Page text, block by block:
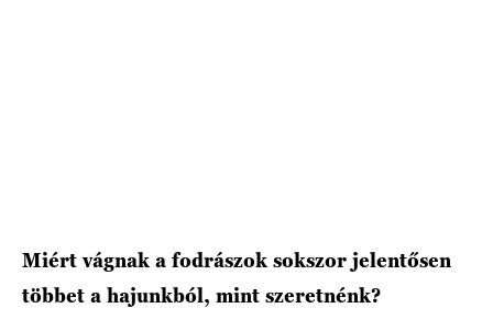
Miért vágnak a fodrászok sokszor jelentősen
többet a hajunkból, mint szeretnénk?